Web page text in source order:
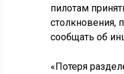
пилотам
столкновения,
сообщать об
«Потеря